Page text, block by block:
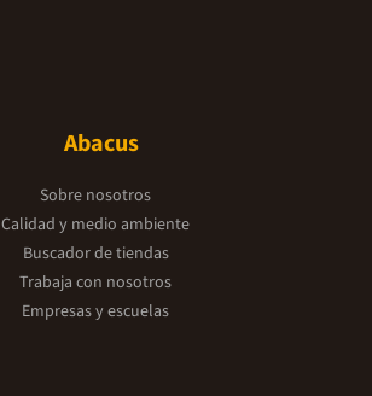
Abacus
Sobre nosotros
Calidad y medio ambiente
Buscador de tiendas
Trabaja con nosotros
Empresas y escuelas